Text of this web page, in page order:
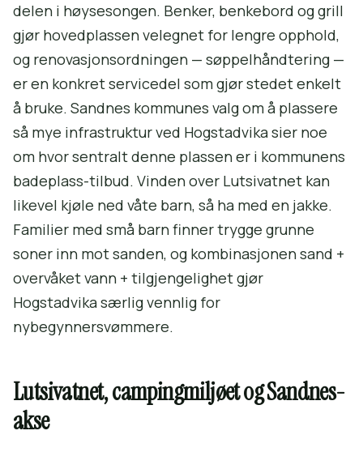
delen i høysesongen. Benker, benkebord og grill
gjør hovedplassen velegnet for lengre opphold,
og renovasjonsordningen — søppelhåndtering —
er en konkret servicedel som gjør stedet enkelt
å bruke. Sandnes kommunes valg om å plassere
så mye infrastruktur ved Hogstadvika sier noe
om hvor sentralt denne plassen er i kommunens
badeplass-tilbud. Vinden over Lutsivatnet kan
likevel kjøle ned våte barn, så ha med en jakke.
Familier med små barn finner trygge grunne
soner inn mot sanden, og kombinasjonen sand +
overvåket vann + tilgjengelighet gjør
Hogstadvika særlig vennlig for
nybegynnersvømmere.
Lutsivatnet, campingmiljøet og Sandnes-
akse